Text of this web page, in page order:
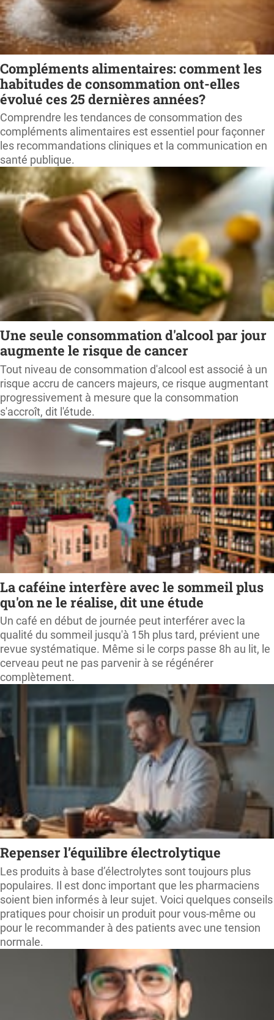
Compléments alimentaires: comment les
habitudes de consommation ont-elles
évolué ces 25 dernières années?
Comprendre les tendances de consommation des
compléments alimentaires est essentiel pour façonner
les recommandations cliniques et la communication en
santé publique.
Une seule consommation d'alcool par jour
augmente le risque de cancer
Tout niveau de consommation d'alcool est associé à un
risque accru de cancers majeurs, ce risque augmentant
progressivement à mesure que la consommation
s'accroît, dit l'étude.
La caféine interfère avec le sommeil plus
qu'on ne le réalise, dit une étude
Un café en début de journée peut interférer avec la
qualité du sommeil jusqu'à 15h plus tard, prévient une
revue systématique. Même si le corps passe 8h au lit, le
cerveau peut ne pas parvenir à se régénérer
complètement.
Repenser l’équilibre électrolytique
Les produits à base d’électrolytes sont toujours plus
populaires. Il est donc important que les pharmaciens
soient bien informés à leur sujet. Voici quelques conseils
pratiques pour choisir un produit pour vous-même ou
pour le recommander à des patients avec une tension
normale.